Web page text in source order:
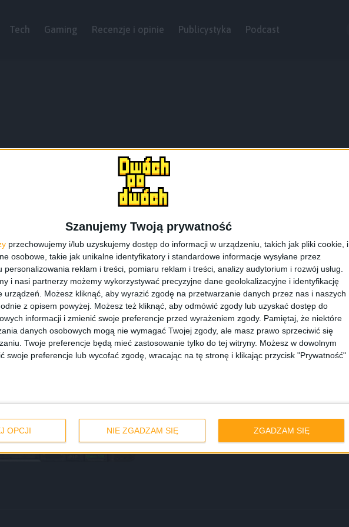
Szanujemy Twoją prywatność
przechowujemy i/lub uzyskujemy dostęp do informacji w urządzeniu, takich jak pliki cookie, i
osobowe, takie jak unikalne identyfikatory i standardowe informacje wysyłane przez
personalizowania reklam i treści, pomiaru reklam i treści, analizy audytorium i rozwój usług.
i nasi partnerzy możemy wykorzystywać precyzyjne dane geolokalizacyjne i identyfikację
urządzeń. Możesz kliknąć, aby wyrazić zgodę na przetwarzanie danych przez nas i naszych
z opisem powyżej. Możesz też kliknąć, aby odmówić zgody lub uzyskać dostęp do
informacji i zmienić swoje preferencje przed wyrażeniem zgody. Pamiętaj, że niektóre
danych osobowych mogą nie wymagać Twojej zgody, ale masz prawo sprzeciwić się
Twoje preferencje będą mieć zastosowanie tylko do tej witryny. Możesz w dowolnym
swoje preferencje lub wycofać zgodę, wracając na tę stronę i klikając przycisk "Prywatność"
OPCJI NIE ZGADZAM SIĘ ZGADZAM SIĘ
Tech Gaming Recenzje i opinie Publicystyka Podcast
w przeglądarce